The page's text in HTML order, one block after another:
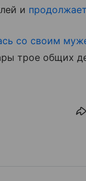
и
со своим
трое общих